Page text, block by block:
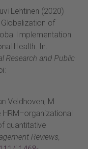
Lehtinen (2020)
Globalization of
Implementation
Health. In:
Research and Public
Veldhoven, M.
HRM–organizational
quantitative
Reviews,